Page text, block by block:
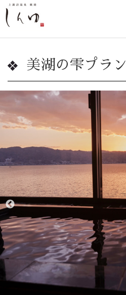
美湖の雫プラン